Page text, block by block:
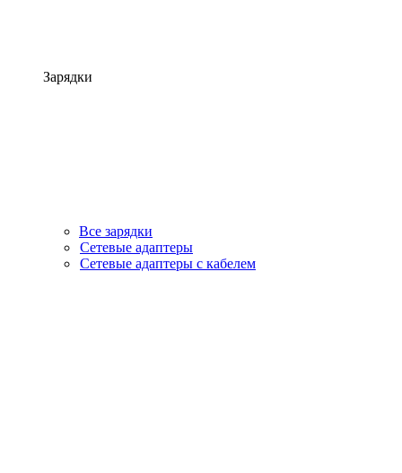
Зарядки
Все зарядки
Сетевые адаптеры
Сетевые адаптеры с кабелем